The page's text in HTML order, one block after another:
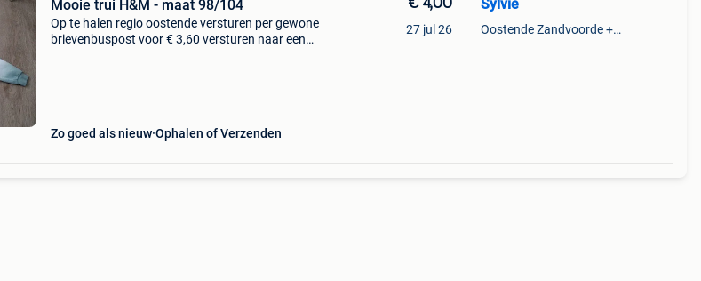
Mooie trui H&M - maat 98/104
Op te halen regio oostende versturen per gewone
brievenbuspost voor € 3,60 versturen naar een
Zo goed als nieuw Ophalen of Verzenden
€ 4,00
27 jul 26
Sylvie
Oostende Zandvoorde +Oostende